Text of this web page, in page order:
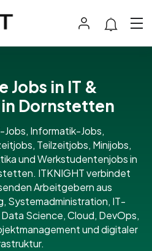
Jobs in IT &
Dornstetten
Jobs, Informatik-Jobs,
Teilzeitjobs, Minijobs,
und Werkstudentenjobs in
ITKNIGHT verbindet
Arbeitgebern aus
Systemadministration, IT-
Science, Cloud, DevOps,
und digitaler